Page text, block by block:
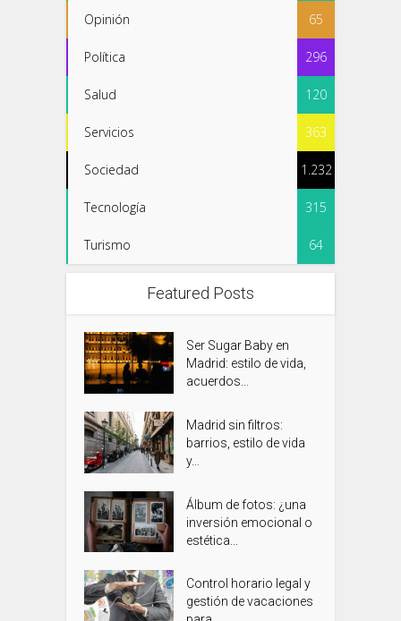
Opinión 65
Política 296
Salud 120
Servicios 363
Sociedad 1.232
Tecnología 315
Turismo 64
Featured Posts
Ser Sugar Baby en
Madrid: estilo de vida,
acuerdos...
Madrid sin filtros:
barrios, estilo de vida
y...
Álbum de fotos: ¿una
inversión emocional o
estética...
Control horario legal y
gestión de vacaciones